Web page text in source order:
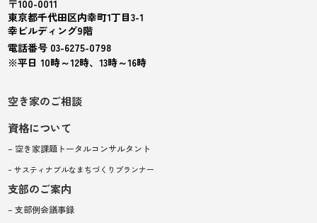
〒100-0011
東京都千代田区内幸町1丁目3-1
幸ビルディング9階
電話番号 03-6275-0798
※平日 10時～12時、13時～16時
空き家のご相談
資格について
– 空き家課題トータルコンサルタント
– サスティナブルなまちづくりプランナー
支部のご案内
– 支部例会議事録